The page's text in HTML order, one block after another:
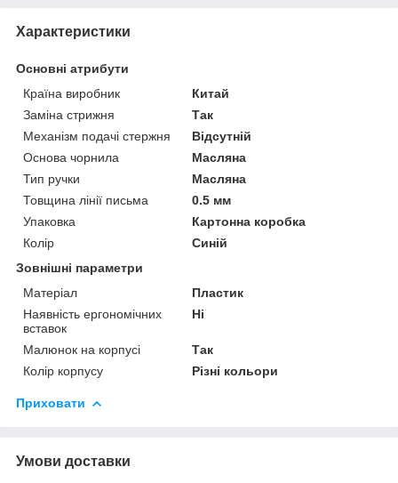
Характеристики
Основні атрибути
Країна виробник
Китай
Заміна стрижня
Так
Механізм подачі стержня
Відсутній
Основа чорнила
Масляна
Тип ручки
Масляна
Товщина лінії письма
0.5 мм
Упаковка
Картонна коробка
Колір
Синій
Зовнішні параметри
Матеріал
Пластик
Наявність ергономічних
вставок
Ні
Малюнок на корпусі
Так
Колір корпусу
Різні кольори
Приховати
Умови доставки